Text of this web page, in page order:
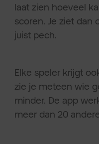
laat zien hoeveel
scoren. Je ziet dan
juist pech.
Elke speler krijgt
zie je meteen wie
minder. De app
meer dan 20